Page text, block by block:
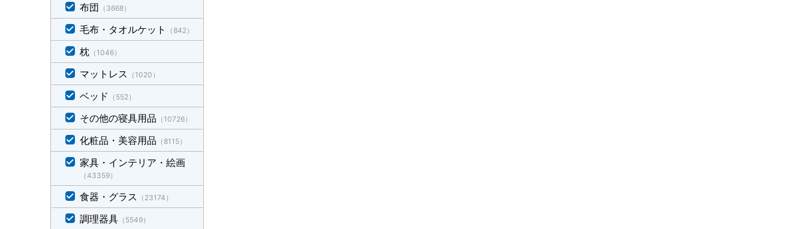
布団 （3668）
毛布・タオルケット （842）
枕 （1046）
マットレス （1020）
ベッド （552）
その他の寝具用品 （10726）
化粧品・美容用品 （8115）
家具・インテリア・絵画
（43359）
食器・グラス （23174）
調理器具 （5549）